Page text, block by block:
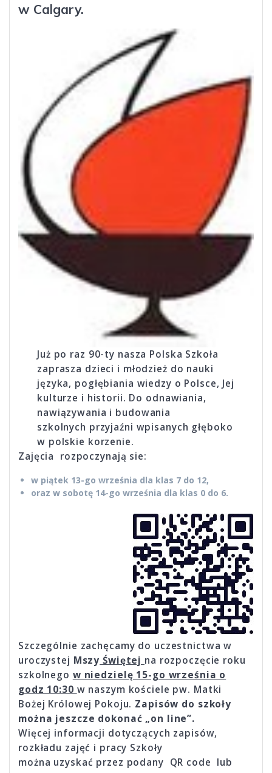
w Calgary.
Już po raz 90-ty nasza Polska Szkoła
zaprasza dzieci i młodzież do nauki
języka, pogłębiania wiedzy o Polsce, Jej
kulturze i historii. Do odnawiania,
nawiązywania i budowania
szkolnych przyjaźni wpisanych głęboko
w polskie korzenie.
Zajęcia rozpoczynają sie:
w piątek 13-go września dla klas 7 do 12,
oraz w sobotę 14-go września dla klas 0 do 6.
Szczególnie zachęcamy do uczestnictwa w
uroczystej Mszy Świętej na rozpoczęcie roku
szkolnego w niedzielę 15-go września o
godz 10:30 w naszym kościele pw. Matki
Bożej Królowej Pokoju. Zapisów do szkoły
można jeszcze dokonać „on line”.
Więcej informacji dotyczących zapisów,
rozkładu zajęć i pracy Szkoły
można uzyskać przez podany QR code lub